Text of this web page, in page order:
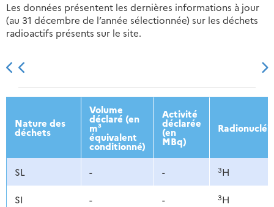
Les données présentent les dernières informations à jour
(au 31 décembre de l’année sélectionnée) sur les déchets
radioactifs présents sur le site.
2013 2014 2015 2016
Nature des
déchets
Volume
déclaré (en
m³
équivalent
conditionné)
Activité
déclarée
(en
MBq)
SL - - 3H
SI - - 3H